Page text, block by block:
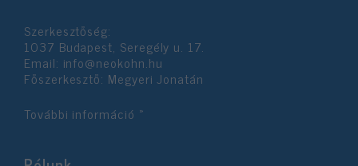
Szerkesztőség:
1037 Budapest, Seregély u. 17.
Email: info@neokohn.hu
Főszerkesztő: Megyeri Jonatán
További információ »